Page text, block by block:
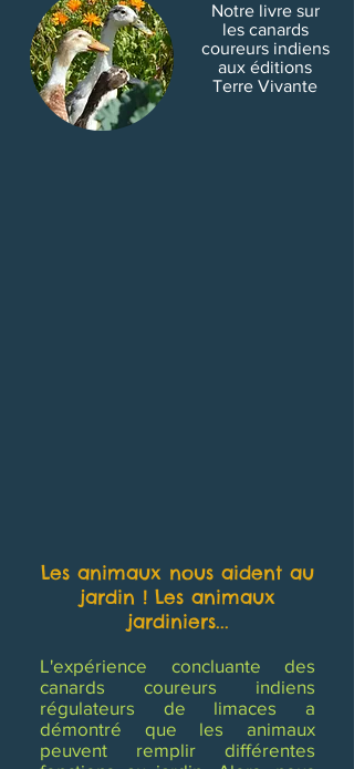
Notre livre sur
les canards
coureurs indiens
aux éditions
Terre Vivante
Les animaux nous aident au
jardin ! Les animaux
jardiniers...
L'expérience concluante des
canards coureurs indiens
régulateurs de limaces a
démontré que les animaux
peuvent remplir différentes